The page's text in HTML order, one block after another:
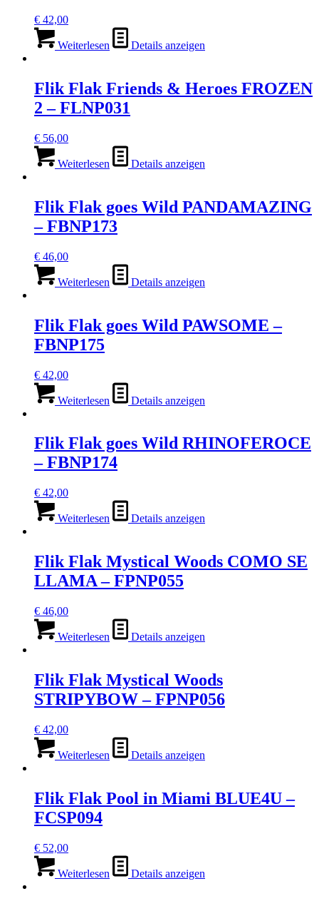
€ 42,00
Weiterlesen Details anzeigen
Flik Flak Friends & Heroes FROZEN
2 – FLNP031
€ 56,00
Weiterlesen Details anzeigen
Flik Flak goes Wild PANDAMAZING
– FBNP173
€ 46,00
Weiterlesen Details anzeigen
Flik Flak goes Wild PAWSOME –
FBNP175
€ 42,00
Weiterlesen Details anzeigen
Flik Flak goes Wild RHINOFEROCE
– FBNP174
€ 42,00
Weiterlesen Details anzeigen
Flik Flak Mystical Woods COMO SE
LLAMA – FPNP055
€ 46,00
Weiterlesen Details anzeigen
Flik Flak Mystical Woods
STRIPYBOW – FPNP056
€ 42,00
Weiterlesen Details anzeigen
Flik Flak Pool in Miami BLUE4U –
FCSP094
€ 52,00
Weiterlesen Details anzeigen